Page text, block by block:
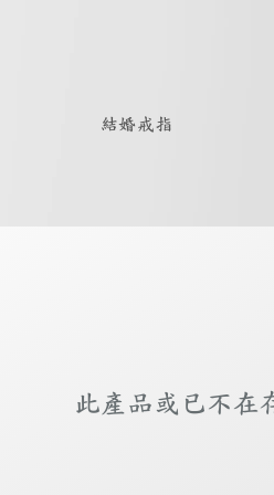
結婚戒指
此產品或已不在